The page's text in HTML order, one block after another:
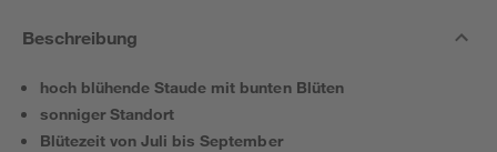
Beschreibung
hoch blühende Staude mit bunten Blüten
sonniger Standort
Blütezeit von Juli bis September